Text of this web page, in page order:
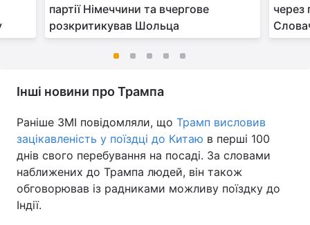
партії Німеччини та вчергове
розкритикував Шольца
через
Інші новини про Трампа
Раніше ЗМІ повідомляли, що Трамп висловив
зацікавленість у поїздці до Китаю в перші 100
днів свого перебування на посаді. За словами
наближених до Трампа людей, він також
обговорював із радниками можливу поїздку до
Індії.